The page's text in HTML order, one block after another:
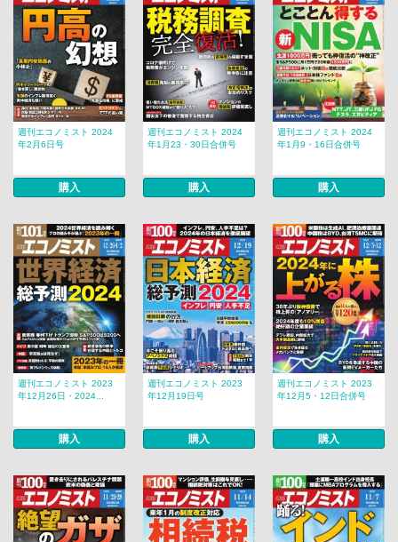
週刊エコノミスト 2024
年2月6日号
購入
週刊エコノミスト 2024
年1月23・30日合併号
購入
週刊エコノミスト 2024
年1月9・16日合併号
購入
週刊エコノミスト 2023
年12月26日・2024...
購入
週刊エコノミスト 2023
年12月19日号
購入
週刊エコノミスト 2023
年12月5・12日合併号
購入